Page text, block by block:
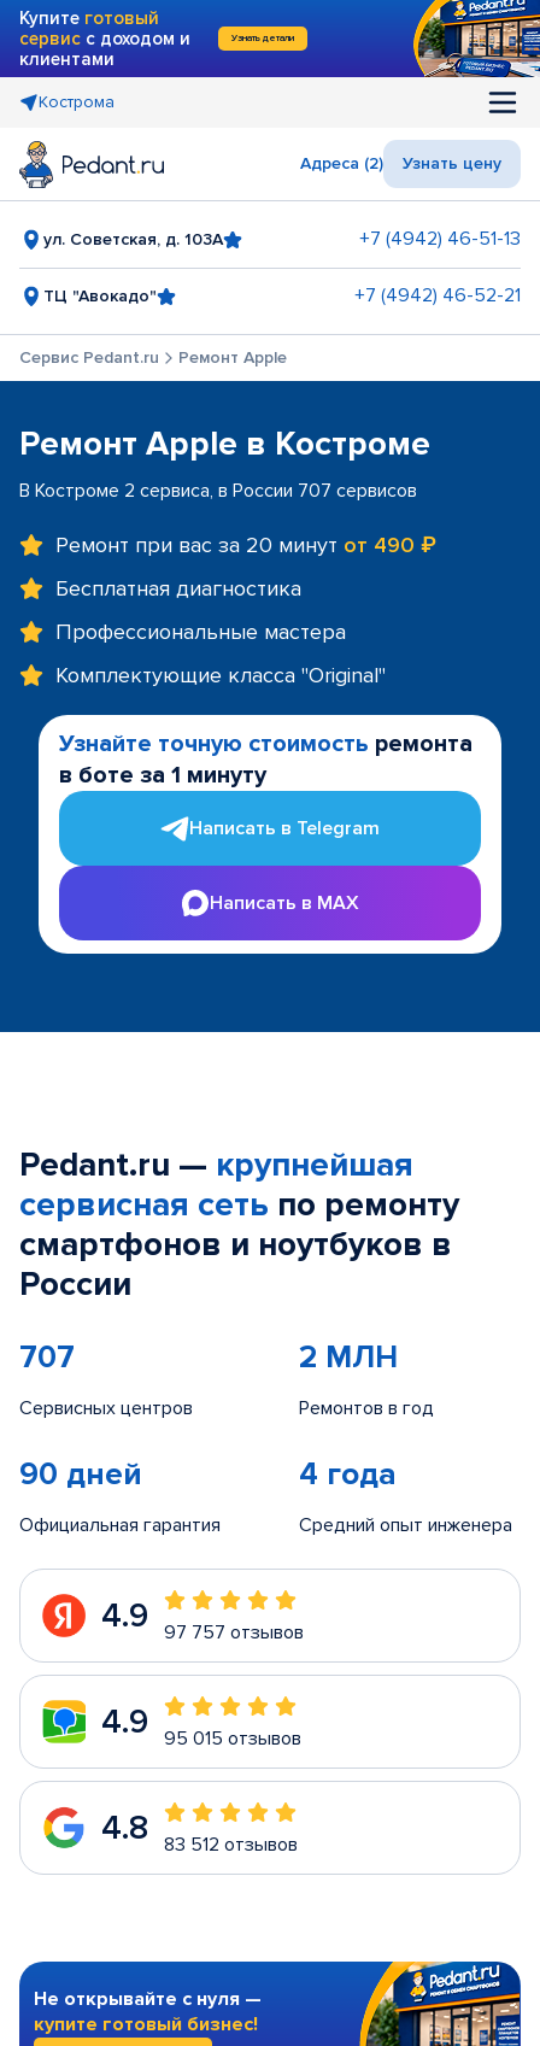
Купите готовый
сервис с доходом и
клиентами
Узнать детали
Кострома
Адреса (2) Узнать цену
ул. Советская, д. 103А +7 (4942) 46-51-13
ТЦ "Авокадо" +7 (4942) 46-52-21
Сервис Pedant.ru Ремонт Apple
Ремонт Apple в Костроме
В Костроме 2 сервиса, в России 707 сервисов
Ремонт при вас за 20 минут от 490 ₽
Бесплатная диагностика
Профессиональные мастера
Комплектующие класса "Original"
Узнайте точную стоимость ремонта
в боте за 1 минуту
Написать в Telegram
Написать в MAX
Pedant.ru — крупнейшая
сервисная сеть по ремонту
смартфонов и ноутбуков в
России
707
Сервисных центров
2 МЛН
Ремонтов в год
90 дней
Официальная гарантия
4 года
Средний опыт инженера
4.9 97 757 отзывов
4.9 95 015 отзывов
4.8 83 512 отзывов
Не открывайте с нуля —
купите готовый бизнес!